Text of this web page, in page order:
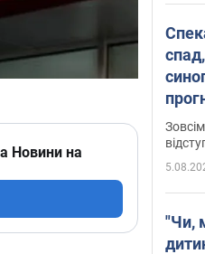
Новини на
"Чи,